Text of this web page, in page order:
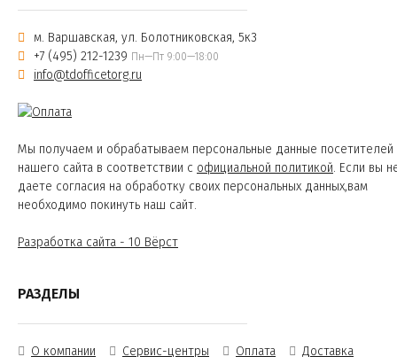
м. Варшавская, ул. Болотниковская, 5к3
+7 (495) 212-1239 Пн—Пт 9:00—18:00
info@tdofficetorg.ru
Мы получаем и обрабатываем персональные данные посетителей
нашего сайта в соответствии с официальной политикой. Если вы
даете согласия на обработку своих персональных данных,вам
необходимо покинуть наш сайт.
Разработка сайта - 10 Вёрст
РАЗДЕЛЫ
О компании Сервис-центры Оплата Доставка